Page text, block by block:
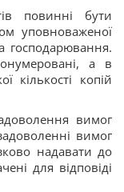
повинні бути
уповноваженої
господарювання.
а в
кількості копій
вимог
вимог
надавати до
для відповіді